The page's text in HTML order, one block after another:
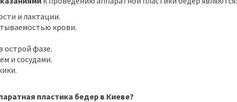
и лактации.
крови.
острой фазе.
и сосудами.
пластика бедер в Киеве?